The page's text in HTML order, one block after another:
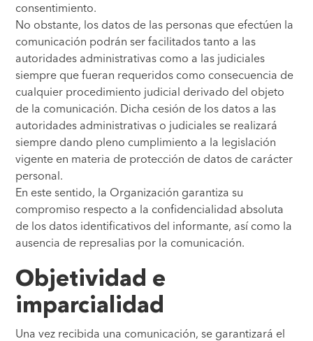
consentimiento.
No obstante, los datos de las personas que efectúen la
comunicación podrán ser facilitados tanto a las
autoridades administrativas como a las judiciales
siempre que fueran requeridos como consecuencia de
cualquier procedimiento judicial derivado del objeto
de la comunicación. Dicha cesión de los datos a las
autoridades administrativas o judiciales se realizará
siempre dando pleno cumplimiento a la legislación
vigente en materia de protección de datos de carácter
personal.
En este sentido, la Organización garantiza su
compromiso respecto a la confidencialidad absoluta
de los datos identificativos del informante, así como la
ausencia de represalias por la comunicación.
Objetividad e
imparcialidad
Una vez recibida una comunicación, se garantizará el